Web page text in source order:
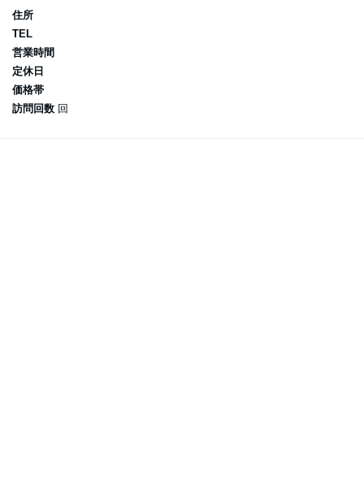
住所
TEL
営業時間
定休日
価格帯
訪問回数 回